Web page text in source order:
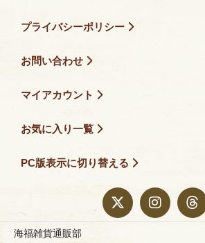
プライバシーポリシー
お問い合わせ
マイアカウント
お気に入り一覧
PC版表示に切り替える
海福雑貨通販部